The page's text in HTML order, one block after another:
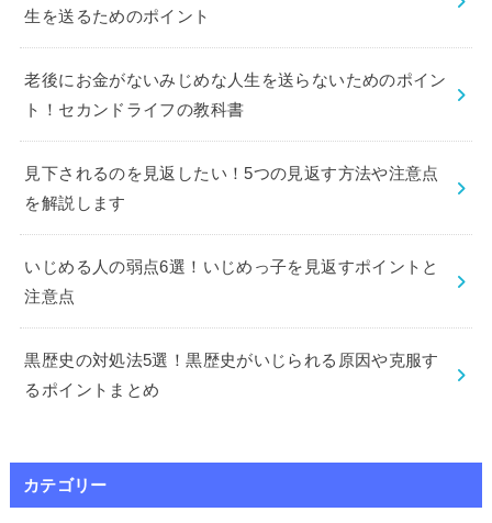
生を送るためのポイント
老後にお金がないみじめな人生を送らないためのポイン
ト！セカンドライフの教科書
見下されるのを見返したい！5つの見返す方法や注意点
を解説します
いじめる人の弱点6選！いじめっ子を見返すポイントと
注意点
黒歴史の対処法5選！黒歴史がいじられる原因や克服す
るポイントまとめ
カテゴリー